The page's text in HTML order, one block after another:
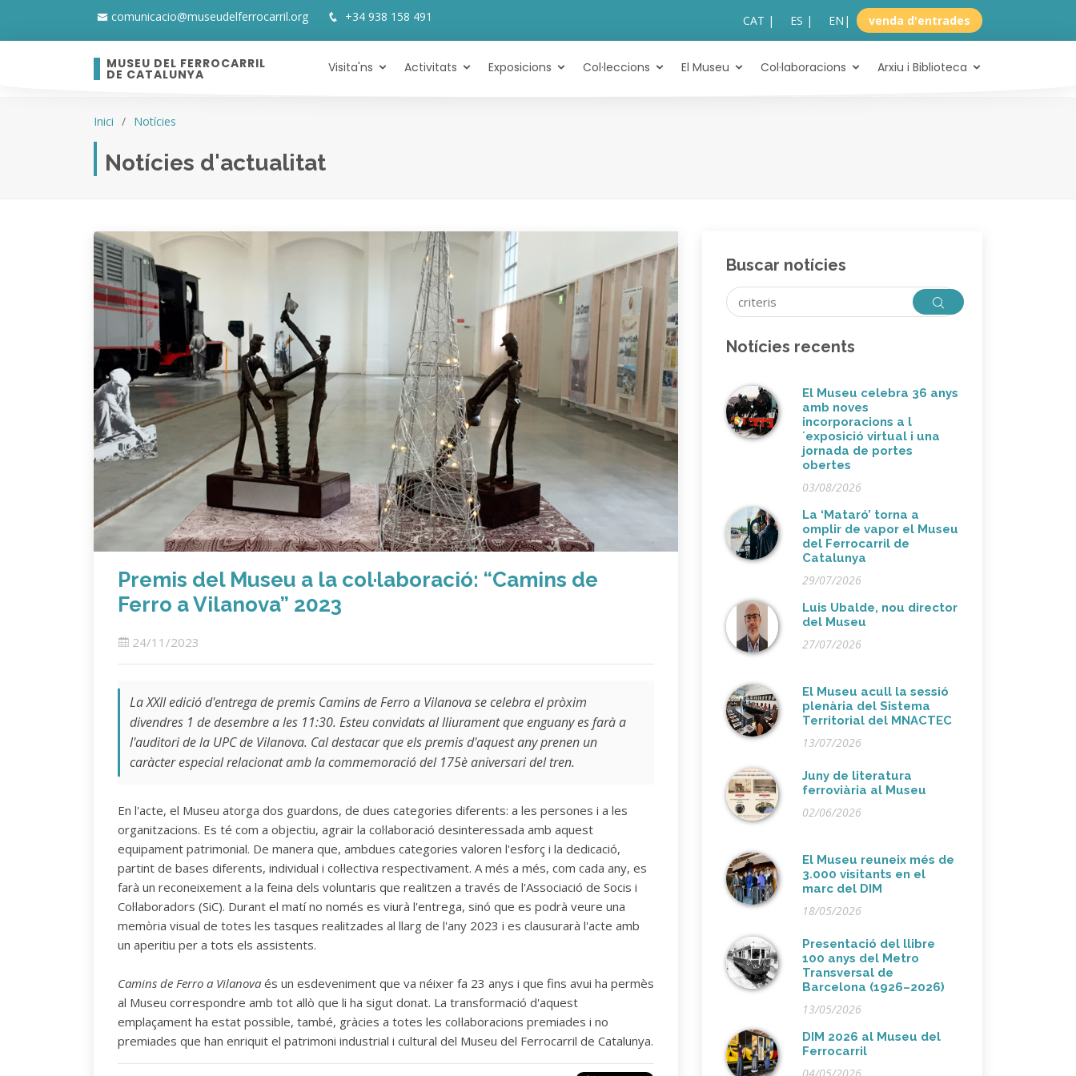
comunicacio@museudelferrocarril.org +34 938 158 491 CAT | ES | EN | venda d'entrades
MUSEU DEL FERROCARRIL
DE CATALUNYA Visita'ns Activitats Exposicions Col·leccions El Museu Col·laboracions Arxiu i Biblioteca
Inici Notícies
Notícies d'actualitat
Premis del Museu a la col·laboració: “Camins de
Ferro a Vilanova” 2023
24/11/2023
La XXII edició d'entrega de premis Camins de Ferro a Vilanovase celebra el pròxim
divendres 1 de desembre a les 11:30. Esteu convidats al lliurament que enguany es farà a
l'auditori de la UPC de Vilanova. Cal destacar que els premis d'aquest any prenen un
caràcter especial relacionat amb la commemoració del 175è aniversari del tren.
En l'acte, el Museu atorga dos guardons, de dues categories diferents: a les persones i a les
organitzacions. Es té com a objectiu, agrair la col·laboració desinteressada amb aquest
equipament patrimonial. De manera que, ambdues categories valoren l'esforç i la dedicació,
partint de bases diferents, individual i col·lectiva respectivament. A més a més, com cada any, es
farà un reconeixement a la feina dels voluntaris que realitzen a través de l'Associació de Socis i
Col·laboradors (SiC). Durant el matí no només es viurà l'entrega, sinó que es podrà veure una
memòria visual de totes les tasques realitzades al llarg de l'any 2023 i es clausurarà l'acte amb
un aperitiu per a tots els assistents.
Camins de Ferro a Vilanova és un esdeveniment que va néixer fa 23 anys i que fins avui ha permès
al Museu correspondre amb tot allò que li ha sigut donat. La transformació d'aquest
emplaçament ha estat possible, també, gràcies a totes les col·laboracions premiades i no
premiades que han enriquit el patrimoni industrial i cultural del Museu del Ferrocarril de Catalunya.
Buscar notícies
Notícies recents
El Museu celebra 36 anys
amb noves
incorporacions a l
´exposició virtual i una
jornada de portes
obertes
03/08/2026
La ‘Mataró’ torna a
omplir de vapor el Museu
del Ferrocarril de
Catalunya
29/07/2026
Luis Ubalde, nou director
del Museu
27/07/2026
El Museu acull la sessió
plenària del Sistema
Territorial del MNACTEC
13/07/2026
Juny de literatura
ferroviària al Museu
02/06/2026
El Museu reuneix més de
3.000 visitants en el
marc del DIM
18/05/2026
Presentació del llibre
100 anys del Metro
Transversal de
Barcelona (1926–2026)
13/05/2026
DIM 2026 al Museu del
Ferrocarril